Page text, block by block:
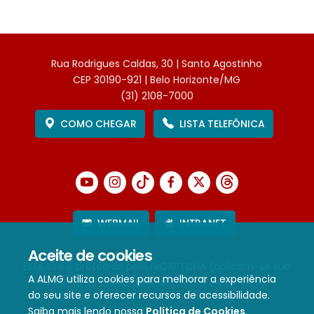
Aceite de cookies
A ALMG utiliza cookies para melhorar a experiência
do seu site e oferecer recursos de acessibilidade.
Saiba mais lendo nossa Política de Cookies.
Rua Rodrigues Caldas, 30 | Santo Agostinho
CEP 30190-921 | Belo Horizonte/MG
(31) 2108-7000
COMO CHEGAR
LISTA TELEFÔNICA
WEBMAIL INTRANET
Política de PrivacidadeeTermos de Serviço).